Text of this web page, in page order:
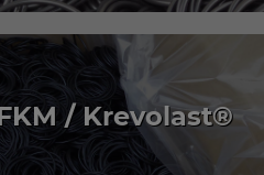
/ Krevolast®